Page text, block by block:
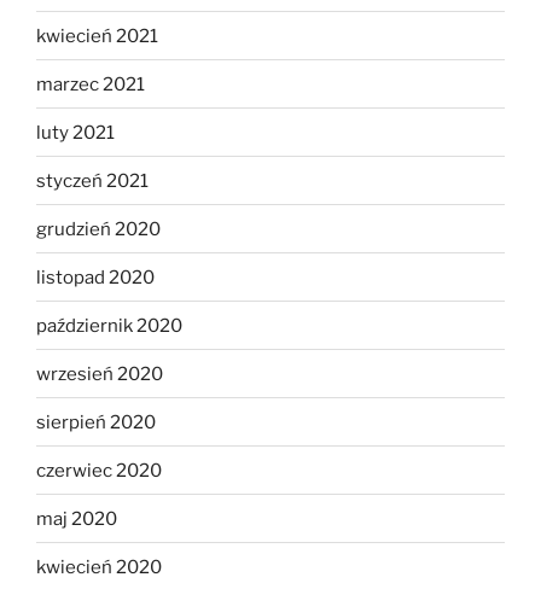
kwiecień 2021
marzec 2021
luty 2021
styczeń 2021
grudzień 2020
listopad 2020
październik 2020
wrzesień 2020
sierpień 2020
czerwiec 2020
maj 2020
kwiecień 2020